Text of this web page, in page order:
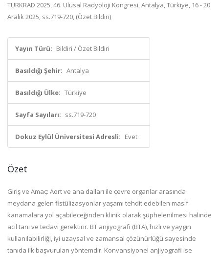
TURKRAD 2025, 46. Ulusal Radyoloji Kongresi, Antalya, Türkiye, 16 - 20
Aralık 2025, ss.719-720, (Özet Bildiri)
Yayın Türü: Bildiri / Özet Bildiri
Basıldığı Şehir: Antalya
Basıldığı Ülke: Türkiye
Sayfa Sayıları: ss.719-720
Dokuz Eylül Üniversitesi Adresli: Evet
Özet
Giriş ve Amaç: Aort ve ana dalları ile çevre organlar arasında
meydana gelen fistülizasyonlar yaşamı tehdit edebilen masif
kanamalara yol açabileceğinden klinik olarak şüphelenilmesi halinde
acil tanı ve tedavi gerektirir. BT anjiyografi (BTA), hızlı ve yaygın
kullanılabilirliği, iyi uzaysal ve zamansal çözünürlüğü sayesinde
tanıda ilk başvurulan yöntemdir. Konvansiyonel anjiyografi ise